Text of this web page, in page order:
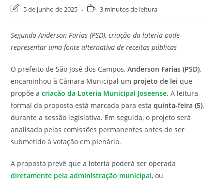
Última
post:
5 de junho de 2025
Tempo3 minutos de leitura
Segundo Anderson Farias (PSD), criação da loteria pode
representar uma fonte alternativa de receitas públicas
O prefeito de São José dos Campos,Anderson Farias (PSD),
encaminhou à Câmara Municipal um projeto de lei que
propõe acriação da Loteria Municipal Joseense. A leitura
formal da proposta está marcada para estaquinta-feira (5),
durante a sessão legislativa. Em seguida, o projeto será
analisado pelas comissões permanentes antes de ser
submetido à votação em plenário.
A proposta prevê que a loteria poderá ser operada
diretamente pela administração municipal, ou